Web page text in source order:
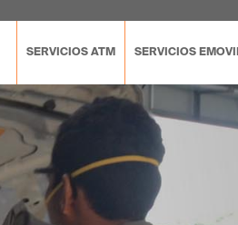
SERVICIOS ATM SERVICIOS